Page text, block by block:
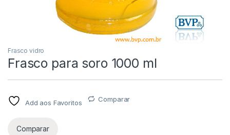
Frasco vidro
Frasco para soro 1000 ml
Add aos Favoritos Comparar
Comparar